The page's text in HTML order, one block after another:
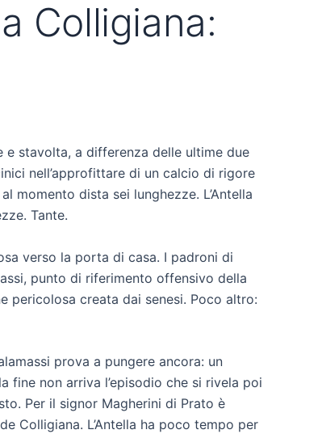
Colligiana:
stavolta, a differenza delle ultime due
nell’approfittare di un calcio di rigore
dista sei lunghezze. L’Antella
Tante.
verso la porta di casa. I padroni di
punto di riferimento offensivo della
pericolosa creata dai senesi. Poco altro:
prova a pungere ancora: un
fine non arriva l’episodio che si rivela poi
Per il signor Magherini di Prato è
Colligiana. L’Antella ha poco tempo per